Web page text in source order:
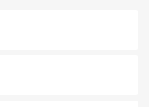
を楽しめる外せないスポット